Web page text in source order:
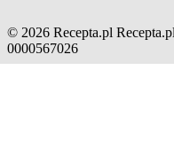
© 2026 Recepta.pl
0000567026